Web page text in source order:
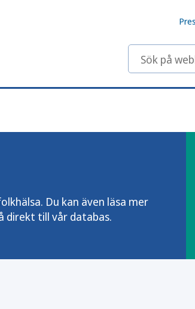
Sök på
Du kan även läsa mer
direkt till vår databas.